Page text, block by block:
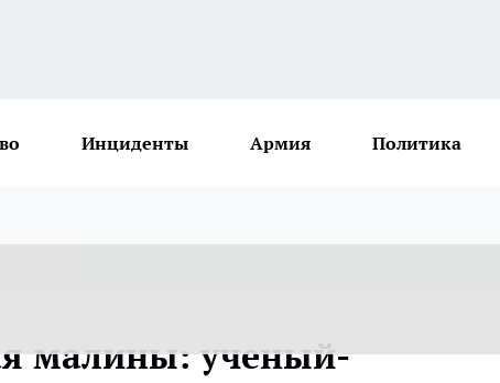
Инциденты Армия Политика
малины: ученый-